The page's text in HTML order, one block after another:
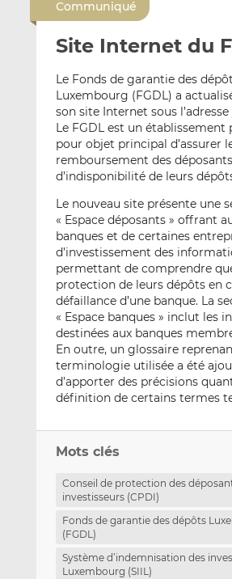
y
r
p
a
r
e
m
i
l
a
e
r
s
u
r
L
n
k
e
d
I
n
a
e
r
s
r
F
c
e
b
o
o
k
Communiqué
Site Internet du
Le Fonds de garantie des
Luxembourg (FGDL) a
son site Internet sous l’adresse
Le FGDL est un établissement
pour objet principal d’assurer
remboursement des
d’indisponibilité de leurs
Le nouveau site présente une
« Espace déposants » offrant
banques et de certaines
d’investissement des
permettant de comprendre
protection de leurs dépôts en
défaillance d’une banque. La
« Espace banques » inclut les
destinées aux banques
En outre, un glossaire
terminologie utilisée a été
d’apporter des précisions
définition de certains termes
Mots clés
Conseil de protection des
investisseurs (CPDI)
Fonds de garantie des dépôts
(FGDL)
Système d’indemnisation des
Luxembourg (SIIL)